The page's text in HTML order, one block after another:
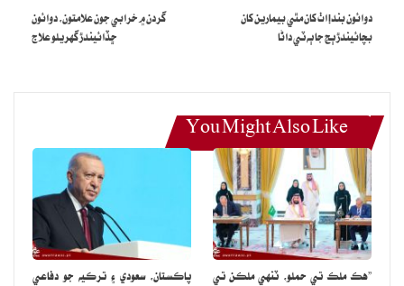
شاهه ۽ محمد نواز هڪ – هڪ وڪيٽ ورتي.
دوائون بند! اٺ کان مٿي بيمارين کان
بچائيندڙ ٻج جا ٻه ٽي داڻا
گردن ۾ خرابي جون علامتون، دوائون
ڇڏائيندڙ گهريلو علاج
You Might Also Like
”هڪ ملڪ تي حملو، ٽنهي ملڪن تي
پاڪستان، سعودي ۽ ترڪيه جو دفاعي